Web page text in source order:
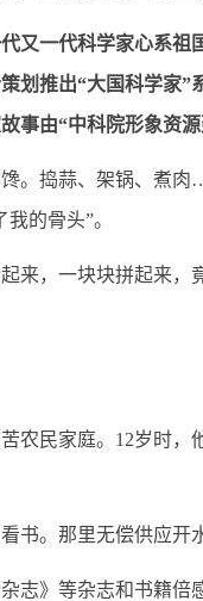
又一代科学家心系
划推出“大国科学家
事由“中科院形象资
捣蒜、架锅、煮肉
的骨头”。
，一块块拼起来，
民家庭。12岁时，
。那里无偿供应开
》等杂志和书籍倍